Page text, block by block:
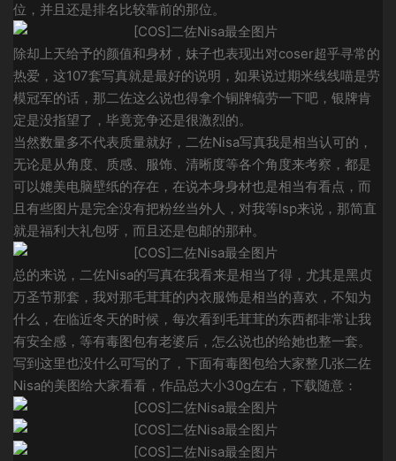
位，并且还是排名比较靠前的那位。
除却上天给予的颜值和身材，妹子也表现出对coser超乎寻常的
热爱，这107套写真就是最好的说明，如果说过期米线线喵是劳
模冠军的话，那二佐这么说也得拿个铜牌犒劳一下吧，银牌肯
定是没指望了，毕竟竞争还是很激烈的。
当然数量多不代表质量就好，二佐Nisa写真我是相当认可的，
无论是从角度、质感、服饰、清晰度等各个角度来考察，都是
可以媲美电脑壁纸的存在，在说本身身材也是相当有看点，而
且有些图片是完全没有把粉丝当外人，对我等lsp来说，那简直
就是福利大礼包呀，而且还是包邮的那种。
总的来说，二佐Nisa的写真在我看来是相当了得，尤其是黑贞
万圣节那套，我对那毛茸茸的内衣服饰是相当的喜欢，不知为
什么，在临近冬天的时候，每次看到毛茸茸的东西都非常让我
有安全感，等有毒图包有老婆后，怎么说也的给她也整一套。
写到这里也没什么可写的了，下面有毒图包给大家整几张二佐
Nisa的美图给大家看看，作品总大小30g左右，下载随意：